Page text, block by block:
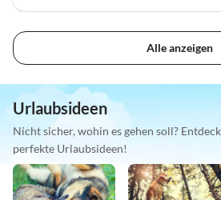
Alle anzeigen
Urlaubsideen
Nicht sicher, wohin es gehen soll?
perfekte Urlaubsideen!